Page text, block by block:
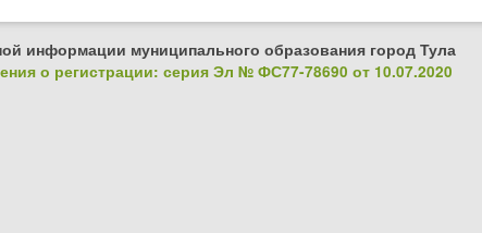
информации муниципального образования город Тула
о регистрации: серия Эл № ФС77-78690 от 10.07.2020